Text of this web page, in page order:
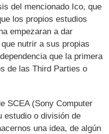
del mencionado Ico, que
los propios estudios
empezaran a dar
nutrir a sus propias
que la primera
de las Third Parties o
SCEA (Sony Computer
estudio o división de
una idea, de algún